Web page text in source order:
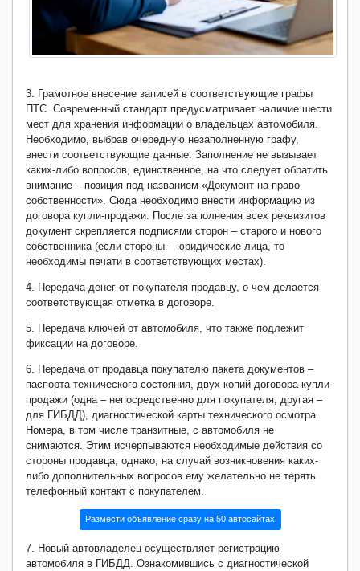
3. Грамотное внесение записей в соответствующие графы
ПТС. Современный стандарт предусматривает наличие шести
мест для хранения информации о владельцах автомобиля.
Необходимо, выбрав очередную незаполненную графу,
внести соответствующие данные. Заполнение не вызывает
каких-либо вопросов, единственное, на что следует обратить
внимание – позиция под названием «Документ на право
собственности». Сюда необходимо внести информацию из
договора купли-продажи. После заполнения всех реквизитов
документ скрепляется подписями сторон – старого и нового
собственника (если стороны – юридические лица, то
необходимы печати в соответствующих местах).
4. Передача денег от покупателя продавцу, о чем делается
соответствующая отметка в договоре.
5. Передача ключей от автомобиля, что также подлежит
фиксации на договоре.
6. Передача от продавца покупателю пакета документов –
паспорта технического состояния, двух копий договора купли-
продажи (одна – непосредственно для покупателя, другая –
для ГИБДД), диагностической карты технического осмотра.
Номера, в том числе транзитные, с автомобиля не
снимаются. Этим исчерпываются необходимые действия со
стороны продавца, однако, на случай возникновения каких-
либо дополнительных вопросов ему желательно не терять
телефонный контакт с покупателем.
Размести объявление сразу на 50 автосайтах
7. Новый автовладелец осуществляет регистрацию
автомобиля в ГИБДД. Ознакомившись с диагностической